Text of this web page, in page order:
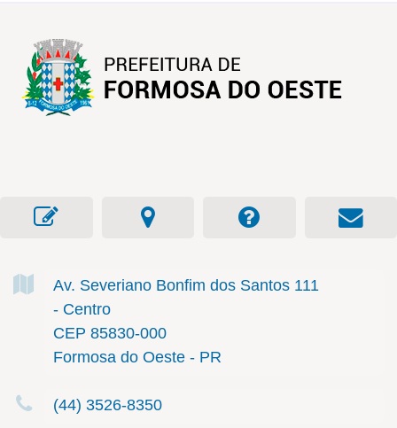
Av. Severiano Bonfim dos Santos 111
- Centro
CEP 85830-000
Formosa do Oeste - PR
(44) 3526-8350